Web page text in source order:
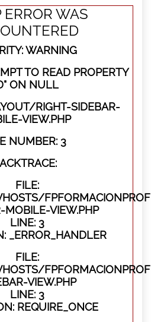
ERROR WAS
WARNING
TO READ PROPERTY
ON NULL
RIGHT-SIDEBAR-
VIEW.PHP
NUMBER: 3
FILE:
MOBILE-VIEW.PHP
LINE: 3
_ERROR_HANDLER
FILE:
VIEW.PHP
LINE: 3
REQUIRE_ONCE